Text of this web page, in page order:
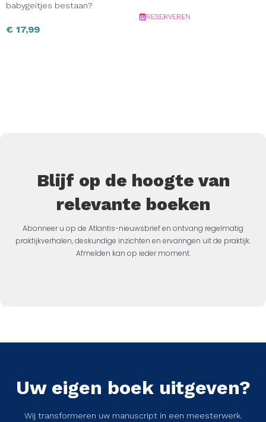
babygeitjes bestaan?
€ 17,99
RESERVEREN
Blijf op de hoogte van
relevante boeken
Abonneer u op de Atlantis-nieuwsbrief en ontvang regelmatig
praktijkverhalen, deskundige inzichten en ervaringen uit de praktijk.
Afmelden kan op ieder moment.
Uw eigen boek uitgeven?
Wij transformeren uw manuscript in een meesterwerk.